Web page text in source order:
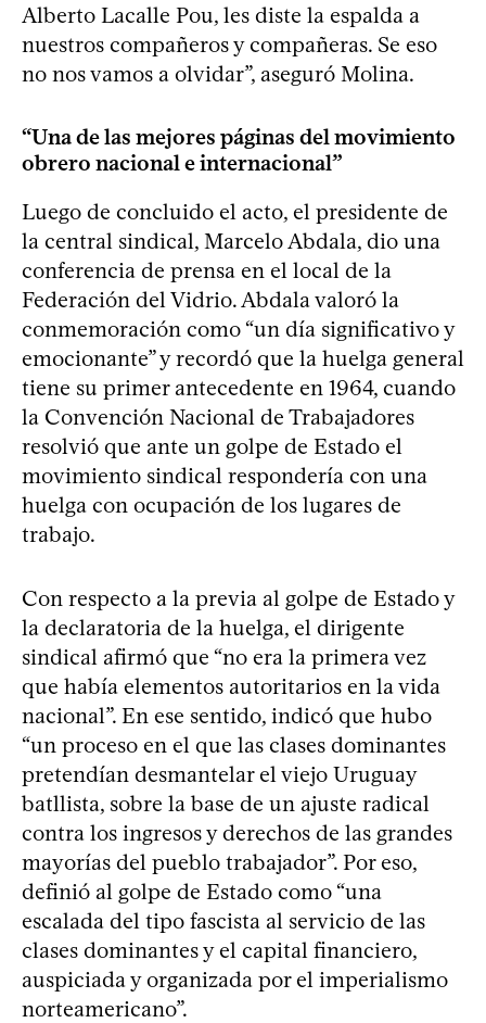
Alberto Lacalle Pou, les diste la espalda a
nuestros compañeros y compañeras. Se eso
no nos vamos a olvidar”, aseguró Molina.
“Una de las mejores páginas del movimiento
obrero nacional e internacional”
Luego de concluido el acto, el presidente de
la central sindical, Marcelo Abdala, dio una
conferencia de prensa en el local de la
Federación del Vidrio. Abdala valoró la
conmemoración como “un día significativo y
emocionante” y recordó que la huelga general
tiene su primer antecedente en 1964, cuando
la Convención Nacional de Trabajadores
resolvió que ante un golpe de Estado el
movimiento sindical respondería con una
huelga con ocupación de los lugares de
trabajo.
Con respecto a la previa al golpe de Estado y
la declaratoria de la huelga, el dirigente
sindical afirmó que “no era la primera vez
que había elementos autoritarios en la vida
nacional”. En ese sentido, indicó que hubo
“un proceso en el que las clases dominantes
pretendían desmantelar el viejo Uruguay
batllista, sobre la base de un ajuste radical
contra los ingresos y derechos de las grandes
mayorías del pueblo trabajador”. Por eso,
definió al golpe de Estado como “una
escalada del tipo fascista al servicio de las
clases dominantes y el capital financiero,
auspiciada y organizada por el imperialismo
norteamericano”.